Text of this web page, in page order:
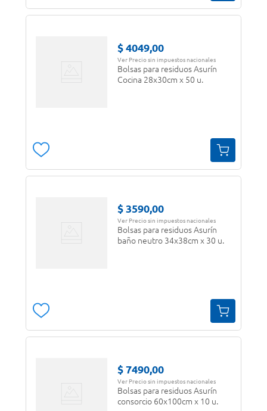
$ 4049,00
Ver Precio sin impuestos nacionales
Bolsas para residuos Asurín
Cocina 28x30cm x 50 u.
$ 3590,00
Ver Precio sin impuestos nacionales
Bolsas para residuos Asurín
baño neutro 34x38cm x 30 u.
$ 7490,00
Ver Precio sin impuestos nacionales
Bolsas para residuos Asurín
consorcio 60x100cm x 10 u.